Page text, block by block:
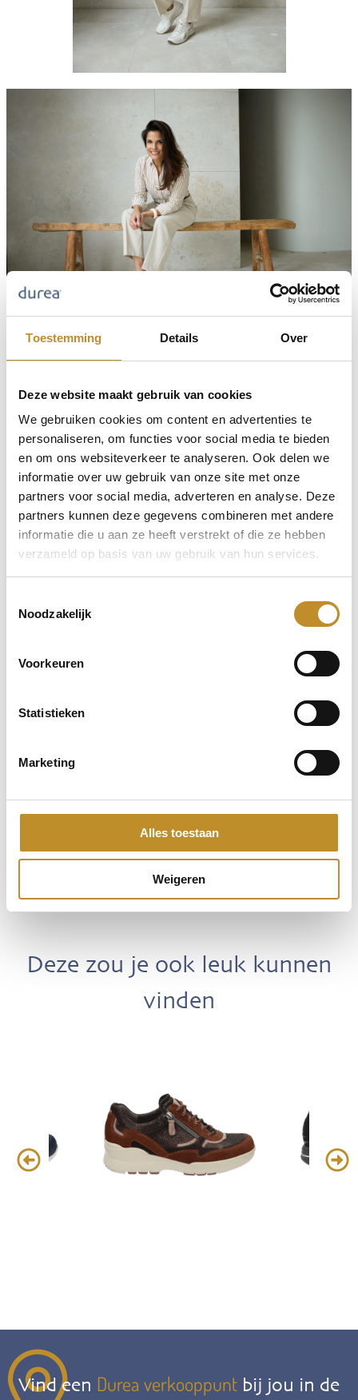
Toestemming Details Over
Deze website maakt gebruik van cookies
We gebruiken cookies om content en advertenties te
personaliseren, om functies voor social media te bieden
en om ons websiteverkeer te analyseren. Ook delen we
informatie over uw gebruik van onze site met onze
partners voor social media, adverteren en analyse. Deze
partners kunnen deze gegevens combineren met andere
informatie die u aan ze heeft verstrekt of die ze hebben
verzameld op basis van uw gebruik van hun services.
Noodzakelijk
Voorkeuren
Statistieken
Marketing
Alles toestaan
Weigeren
Deze zou je ook leuk kunnen
vinden
Vind een Durea verkooppunt bij jou in de